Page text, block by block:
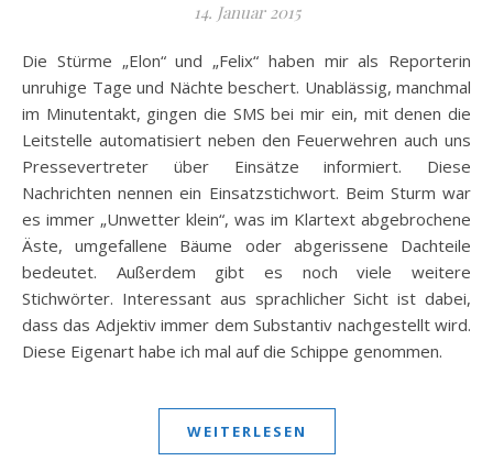
14. Januar 2015
Die Stürme „Elon“ und „Felix“ haben mir als Reporterin
unruhige Tage und Nächte beschert. Unablässig, manchmal
im Minutentakt, gingen die SMS bei mir ein, mit denen die
Leitstelle automatisiert neben den Feuerwehren auch uns
Pressevertreter über Einsätze informiert. Diese
Nachrichten nennen ein Einsatzstichwort. Beim Sturm war
es immer „Unwetter klein“, was im Klartext abgebrochene
Äste, umgefallene Bäume oder abgerissene Dachteile
bedeutet. Außerdem gibt es noch viele weitere
Stichwörter. Interessant aus sprachlicher Sicht ist dabei,
dass das Adjektiv immer dem Substantiv nachgestellt wird.
Diese Eigenart habe ich mal auf die Schippe genommen.
WEITERLESEN